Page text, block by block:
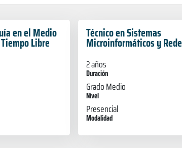
en el Medio
Libre
Técnico en Sistemas
Microinformáticos y
2 años
Duración
Grado Medio
Nivel
Presencial
Modalidad